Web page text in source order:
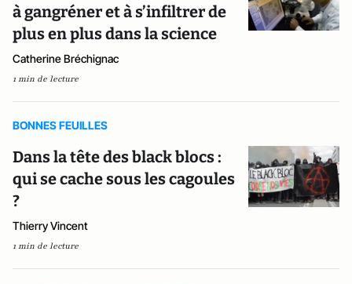
à gangréner et à s’infiltrer de
plus en plus dans la science
Catherine Bréchignac
1 min de lecture
BONNES FEUILLES
Dans la tête des black blocs :
qui se cache sous les cagoules
?
Thierry Vincent
1 min de lecture